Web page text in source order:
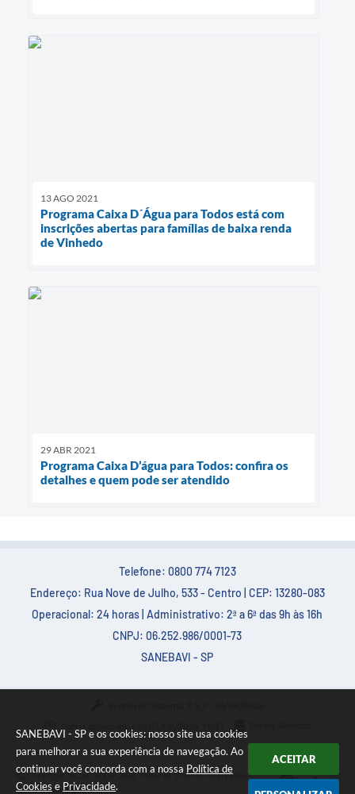
SANEBAVI - SP e os cookies: nosso site usa cookies
para melhorar a sua experiência de navegação. Ao
continuar você concorda com a nossa Política de
Cookies e Privacidade.
ACEITAR
13 AGO 2021
Programa Caixa D´Água para Todos está com
inscrições abertas para famílias de baixa renda
de Vinhedo
29 ABR 2021
Programa Caixa D’água para Todos: confira os
detalhes e quem pode ser atendido
Telefone: 0800 774 7123
Endereço: Rua Nove de Julho, 533 - Centro | CEP: 13280-083
Operacional: 24 horas | Administrativo: 2ª a 6ª das 9h às 16h
CNPJ: 06.252.986/0001-73
SANEBAVI - SP
Copyright Instar - 2006-2026. Todos os direitos reservados -
Instar Tecnologia